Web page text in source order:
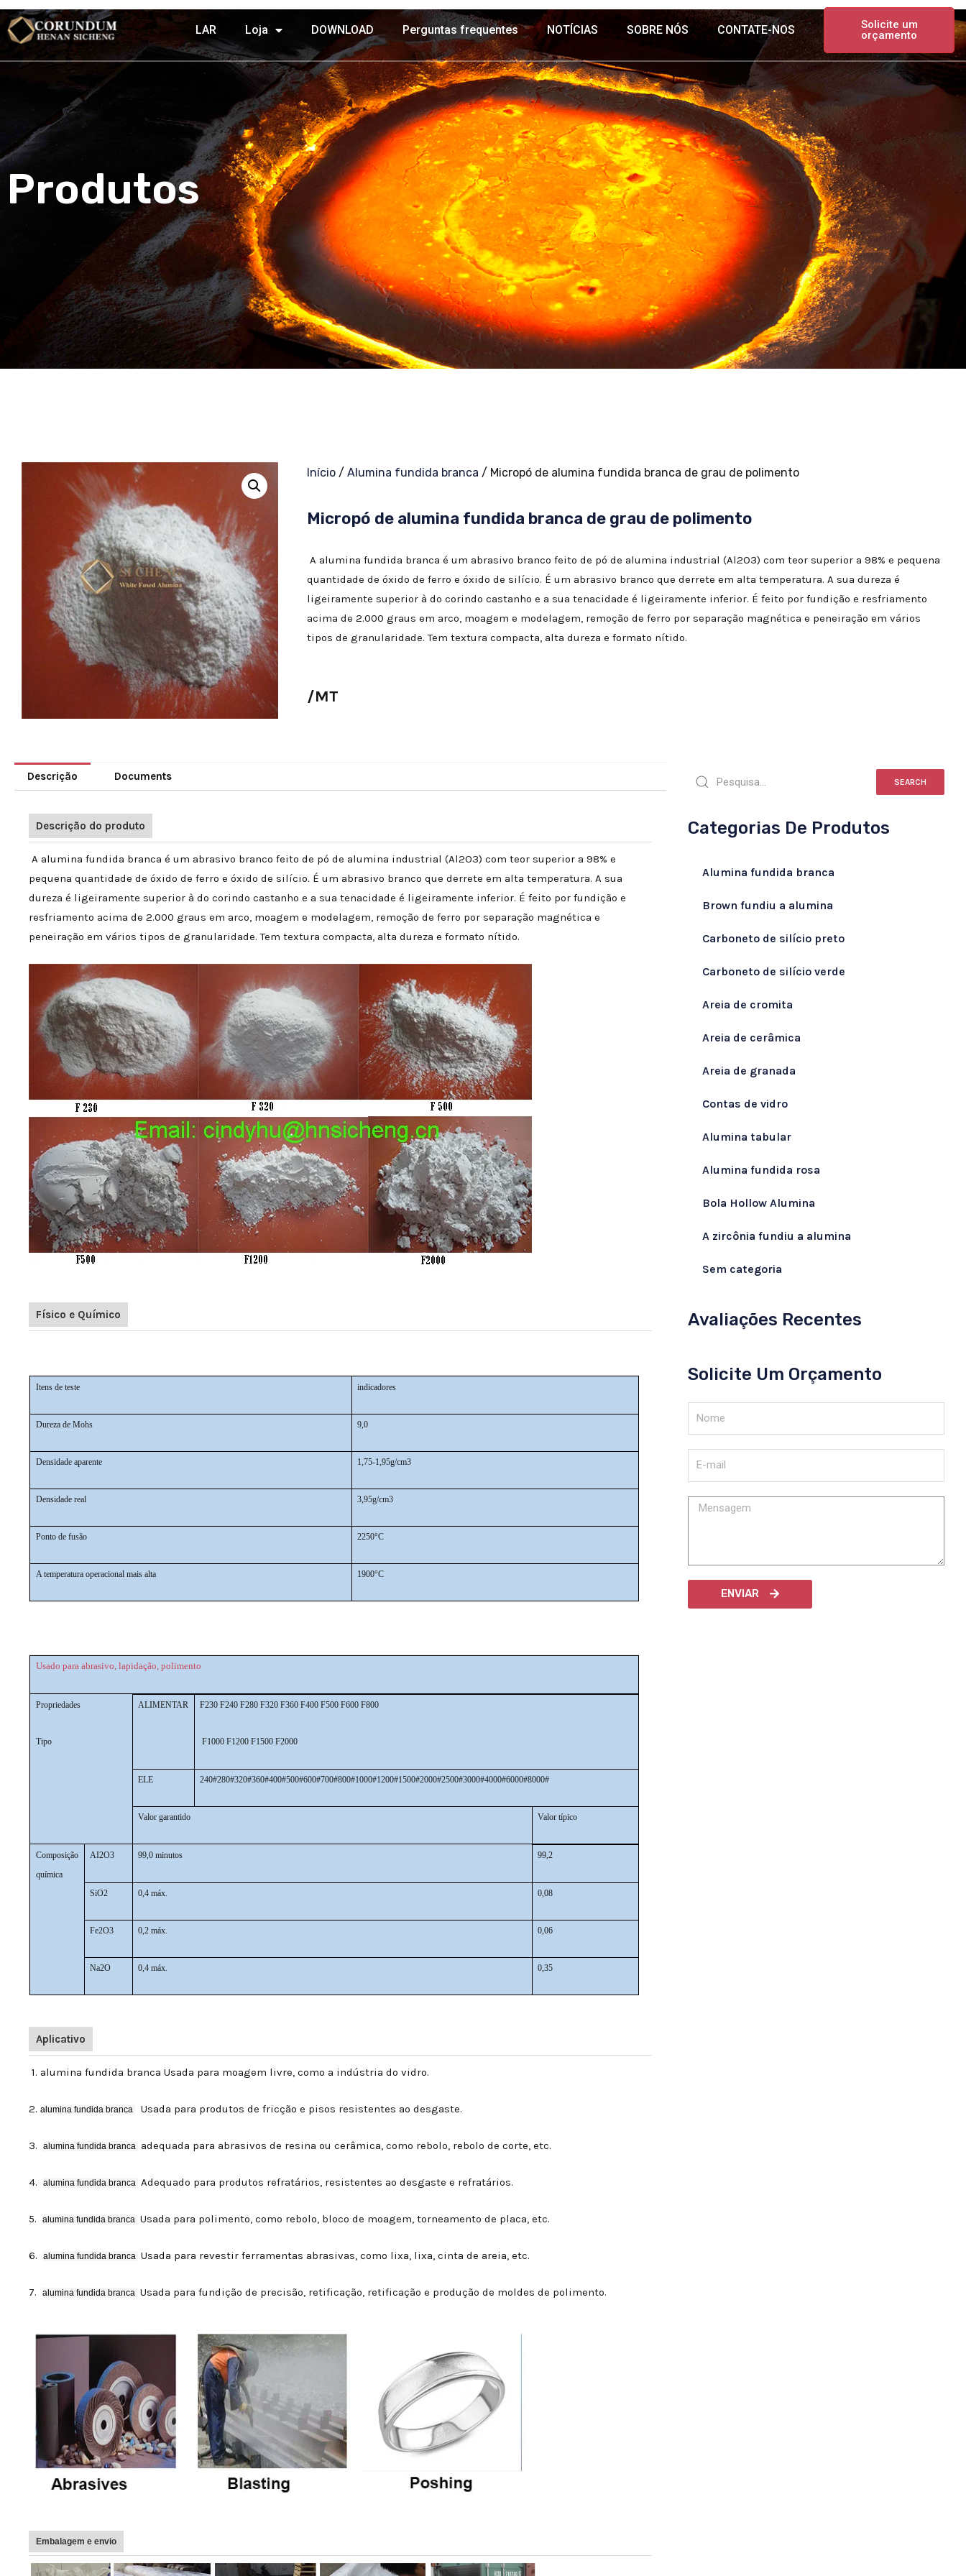
LAR Loja DOWNLOAD Perguntas frequentes NOTÍCIAS SOBRE NÓS CONTATE-NOS
Solicite um
orçamento
Produtos
Início /Alumina fundida branca / Micropó de alumina fundida branca de grau de polimento
Micropó de alumina fundida branca de grau de polimento
A alumina fundida branca é um abrasivo branco feito de pó de alumina industrial (Al2O3) com teor superior a 98% e pequena
quantidade de óxido de ferro e óxido de silício. É um abrasivo branco que derrete em alta temperatura. A sua dureza é
ligeiramente superior à do corindo castanho e a sua tenacidade é ligeiramente inferior. É feito por fundição e resfriamento
acima de 2.000 graus em arco, moagem e modelagem, remoção de ferro por separação magnética e peneiração em vários
tipos de granularidade. Tem textura compacta, alta dureza e formato nítido.
/MT
Descrição Documents
Descrição do produto
A alumina fundida branca é um abrasivo branco feito de pó de alumina industrial (Al2O3) com teor superior a 98% e
pequena quantidade de óxido de ferro e óxido de silício. É um abrasivo branco que derrete em alta temperatura. A sua
dureza é ligeiramente superior à do corindo castanho e a sua tenacidade é ligeiramente inferior. É feito por fundição e
resfriamento acima de 2.000 graus em arco, moagem e modelagem, remoção de ferro por separação magnética e
peneiração em vários tipos de granularidade. Tem textura compacta, alta dureza e formato nítido.
Físico e Químico
Itens de teste indicadores
Dureza de Mohs 9,0
Densidade aparente 1,75-1,95g/cm3
Densidade real 3,95g/cm3
Ponto de fusão 2250°C
A temperatura operacional mais alta 1900°C
Usado para abrasivo, lapidação, polimento
Propriedades
Tipo
ALIMENTAR F230 F240 F280 F320 F360 F400 F500 F600 F800
F1000 F1200 F1500 F2000
ELE 240#280#320#360#400#500#600#700#800#1000#1200#1500#2000#2500#3000#4000#6000#8000#
Valor garantido Valor típico
Composição
química
AI2O3 99,0 minutos 99,2
SiO2 0,4 máx. 0,08
Fe2O3 0,2 máx. 0,06
Na2O 0,4 máx. 0,35
Aplicativo
1. alumina fundida branca Usada para moagem livre, como a indústria do vidro.
2. alumina fundida branca Usada para produtos de fricção e pisos resistentes ao desgaste.
3. alumina fundida branca adequada para abrasivos de resina ou cerâmica, como rebolo, rebolo de corte, etc.
4. alumina fundida branca Adequado para produtos refratários, resistentes ao desgaste e refratários.
5. alumina fundida branca Usada para polimento, como rebolo, bloco de moagem, torneamento de placa, etc.
6. alumina fundida branca Usada para revestir ferramentas abrasivas, como lixa, lixa, cinta de areia, etc.
7. alumina fundida branca Usada para fundição de precisão, retificação, retificação e produção de moldes de polimento.
Embalagem e envio
SEARCH
Categorias De Produtos
Alumina fundida branca
Brown fundiu a alumina
Carboneto de silício preto
Carboneto de silício verde
Areia de cromita
Areia de cerâmica
Areia de granada
Contas de vidro
Alumina tabular
Alumina fundida rosa
Bola Hollow Alumina
A zircônia fundiu a alumina
Sem categoria
Avaliações Recentes
Solicite Um Orçamento
ENVIAR